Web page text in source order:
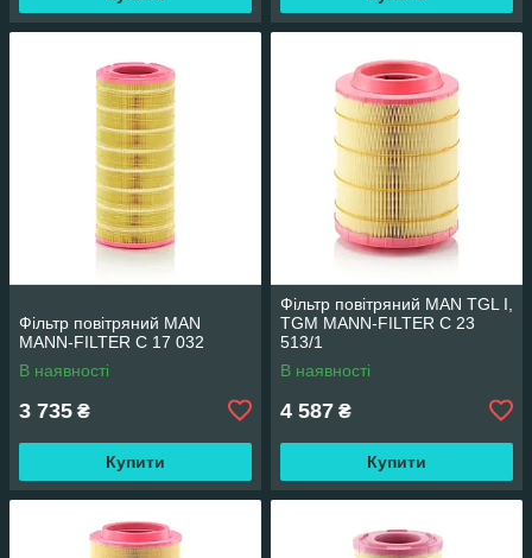
Фільтр повітряний MAN
MANN-FILTER C 17 032
В наявності
3 735 ₴
Купити
Фільтр повітряний MAN TGL I,
TGM MANN-FILTER C 23
513/1
В наявності
4 587 ₴
Купити